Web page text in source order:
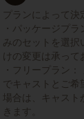
プランによって決
・パッケージプ
みのセットを選択
けの変更は承って
・フリープラン
でキャストとご希
場合は、キャスト
きます。